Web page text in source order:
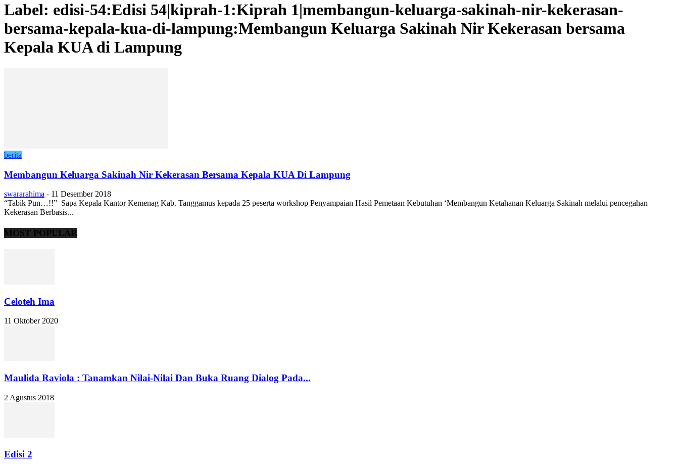
Label: edisi-54:Edisi 54|kiprah-1:Kiprah 1|membangun-keluarga-sakinah-nir-kekerasan-
bersama-kepala-kua-di-lampung:Membangun Keluarga Sakinah Nir Kekerasan bersama
Kepala KUA di Lampung
berita
Membangun Keluarga Sakinah Nir Kekerasan Bersama Kepala KUA Di Lampung
swararahima - 11 Desember 2018
“Tabik Pun…!!” Sapa Kepala Kantor Kemenag Kab. Tanggamus kepada 25 peserta workshop Penyampaian Hasil Pemetaan Kebutuhan ‘Membangun Ketahanan Keluarga Sakinah melalui pencegahan
Kekerasan Berbasis...
MOST POPULAR
Celoteh Ima
11 Oktober 2020
Maulida Raviola : Tanamkan Nilai-Nilai Dan Buka Ruang Dialog Pada...
2 Agustus 2018
Edisi 2